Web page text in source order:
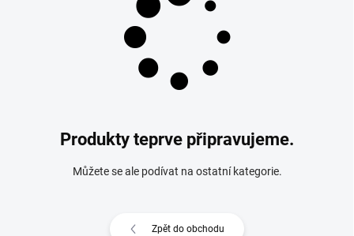
Produkty teprve připravujeme.
Můžete se ale podívat na ostatní kategorie.
Zpět do obchodu